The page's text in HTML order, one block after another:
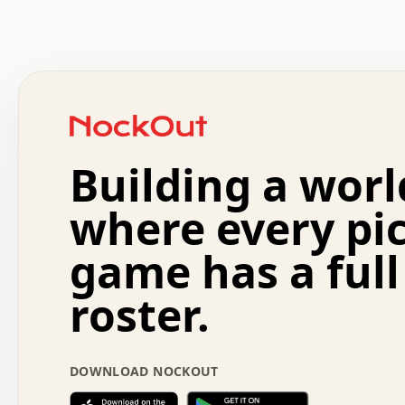
.   +   .   .   o   .   .   .   .   .   .   :   .
.   .   .   o   .   .   .   .   .   .   .   .   x   .
.   .   .   .   +   .   .   .   .   .   .   .   +
.   :   .   .   .   .   .   .   .   .   o   .   .
.   .   .   x   .   .   .   .   .   .   :   .   .   o
.   .   .   .   :   .   .   .   .   o   .   .   .
+   .   .   :   .   .   .   .   .   .   .   .   .
.   .   .   .   .   .   .   :   .   .   .   .   .
.   .   .   .   .   .   .   +   .   .   x   .   .
.   .   .   .   .   :   +   .   .   .   .   .   o
.   .   .   .   .   .   .   .   .   .   .   .   .
.   o   .   .   .   .   x   .   .   .   .   .   .
:   .   .   .   .   .   .   .   .   .   +   .   .   .
Building a
where every
game has a full
roster.
DOWNLOAD NOCKOUT